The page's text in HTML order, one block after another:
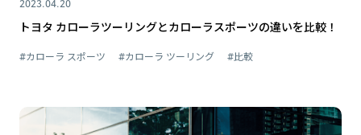
2023.04.20
トヨタ カローラツーリングとカローラスポーツの違いを比較！
#カローラ スポーツ #カローラ ツーリング #比較